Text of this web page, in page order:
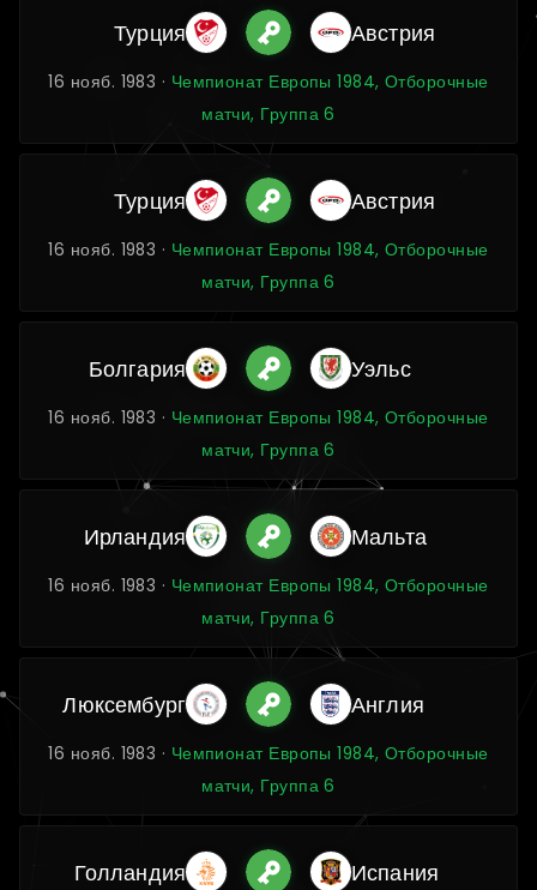
Турция Австрия
16 нояб. 1983 · Чемпионат Европы 1984, Отборочные
матчи, Группа 6
Турция Австрия
16 нояб. 1983 · Чемпионат Европы 1984, Отборочные
матчи, Группа 6
Болгария Уэльс
16 нояб. 1983 · Чемпионат Европы 1984, Отборочные
матчи, Группа 6
Ирландия Мальта
16 нояб. 1983 · Чемпионат Европы 1984, Отборочные
матчи, Группа 6
Люксембург Англия
16 нояб. 1983 · Чемпионат Европы 1984, Отборочные
матчи, Группа 6
Голландия Испания